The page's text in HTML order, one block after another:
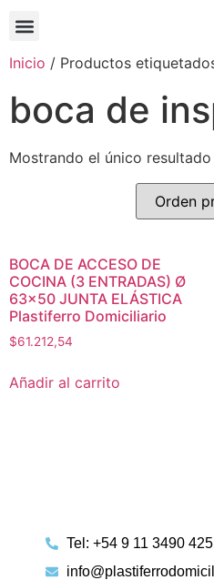
Inicio / Productos
boca de
Mostrando el único resultado
BOCA DE ACCESO DE
COCINA (3 ENTRADAS) Ø
63×50 JUNTA ELÁSTICA
Plastiferro Domiciliario
$61.212,54
Añadir al carrito
Tel: +54 9 11 3490